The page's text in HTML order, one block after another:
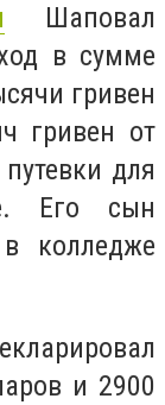
Шаповал
в сумме
гривен
гривен от
для
Его сын
колледже
и 2900